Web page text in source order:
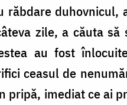
duhovnicul,
zile, a căuta
au fost
ceasul de
pripă, imediat ce ai